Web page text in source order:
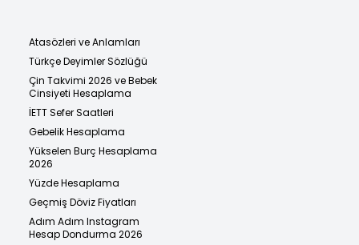
Atasözleri ve Anlamları
Türkçe Deyimler Sözlüğü
Çin Takvimi 2026 ve Bebek
Cinsiyeti Hesaplama
İETT Sefer Saatleri
Gebelik Hesaplama
Yükselen Burç Hesaplama
2026
Yüzde Hesaplama
Geçmiş Döviz Fiyatları
Adım Adım Instagram
Hesap Dondurma 2026